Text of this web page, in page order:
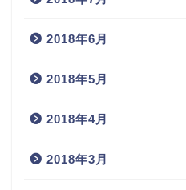
2018年6月
2018年5月
2018年4月
2018年3月